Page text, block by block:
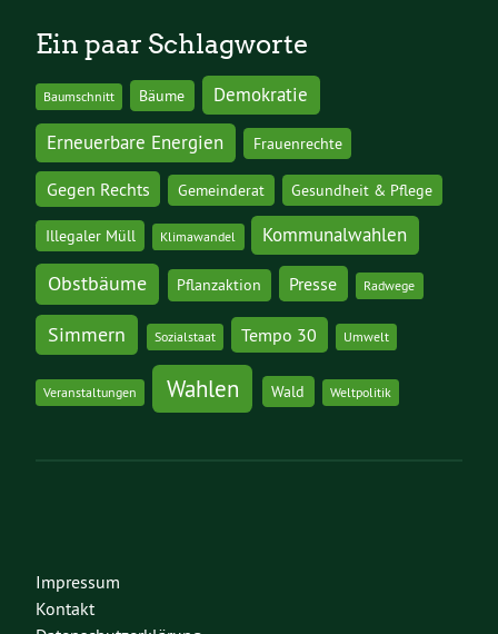
Ein paar Schlagworte
Baumschnitt Bäume
Demokratie
Erneuerbare Energien
Frauenrechte
Gegen Rechts Gemeinderat Gesundheit & Pflege
Illegaler Müll Klimawandel Kommunalwahlen
Obstbäume Pflanzaktion Presse Radwege
Simmern Sozialstaat Tempo 30 Umwelt
Veranstaltungen Wahlen Wald Weltpolitik
Impressum
Kontakt